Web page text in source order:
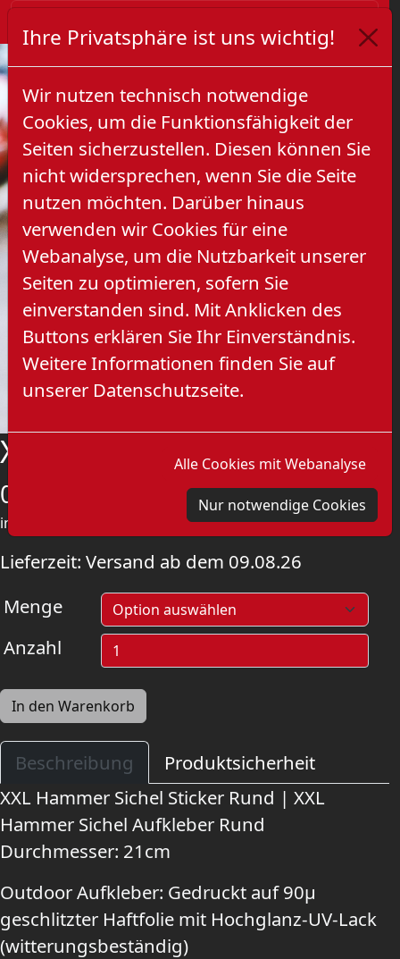
Ihre Privatsphäre ist uns wichtig!
Wir nutzen technisch notwendige
Cookies, um die Funktionsfähigkeit der
Seiten sicherzustellen. Diesen können Sie
nicht widersprechen, wenn Sie die Seite
nutzen möchten. Darüber hinaus
verwenden wir Cookies für eine
Webanalyse, um die Nutzbarkeit unserer
Seiten zu optimieren, sofern Sie
einverstanden sind. Mit Anklicken des
Buttons erklären Sie Ihr Einverständnis.
Weitere Informationen finden Sie auf
unserer Datenschutzseite.
Alle Cookies mit Webanalyse
Nur notwendige Cookies
Previous Next
XXL Hammer Sichel Sticker
0,50
inkl. MwSt. Versandkosten
Lieferzeit: Versand ab dem 09.08.26
Menge
Anzahl
In den Warenkorb
Beschreibung
Produktsicherheit
XXL Hammer Sichel Sticker Rund | XXL
Hammer Sichel Aufkleber Rund
Durchmesser: 21cm
Outdoor Aufkleber: Gedruckt auf 90µ
geschlitzter Haftfolie mit Hochglanz-UV-Lack
(witterungsbeständig)